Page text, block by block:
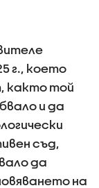
г., което
както той
и да
съд,
да
на